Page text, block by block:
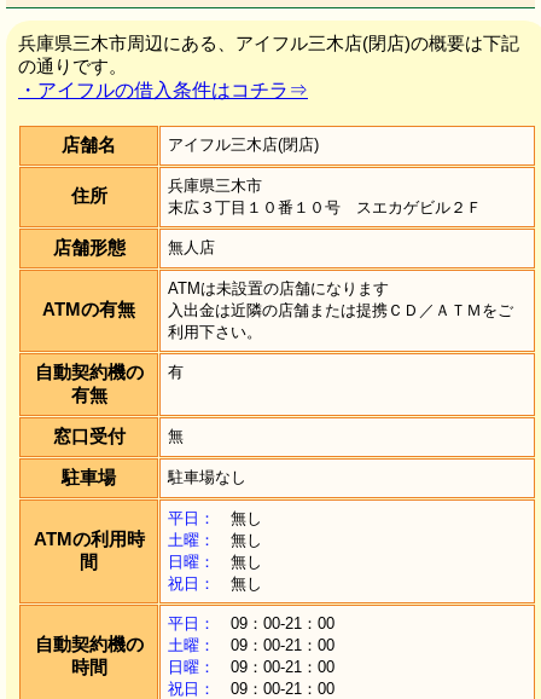
兵庫県三木市周辺にある、アイフル三木店(閉店)の概要は下記
の通りです。
・アイフルの借入条件はコチラ⇒
店舗名 アイフル三木店(閉店)
住所
兵庫県三木市
末広３丁目１０番１０号 スエカゲビル２Ｆ
店舗形態 無人店
ATMの有無
ATMは未設置の店舗になります
入出金は近隣の店舗または提携ＣＤ／ＡＴＭをご
利用下さい。
自動契約機の
有無
有
窓口受付 無
駐車場 駐車場なし
ATMの利用時
間
平日：
無し
土曜：
無し
日曜：
無し
祝日：
無し
自動契約機の
時間
平日：
09：00-21：00
土曜：
09：00-21：00
日曜：
09：00-21：00
祝日：
09：00-21：00